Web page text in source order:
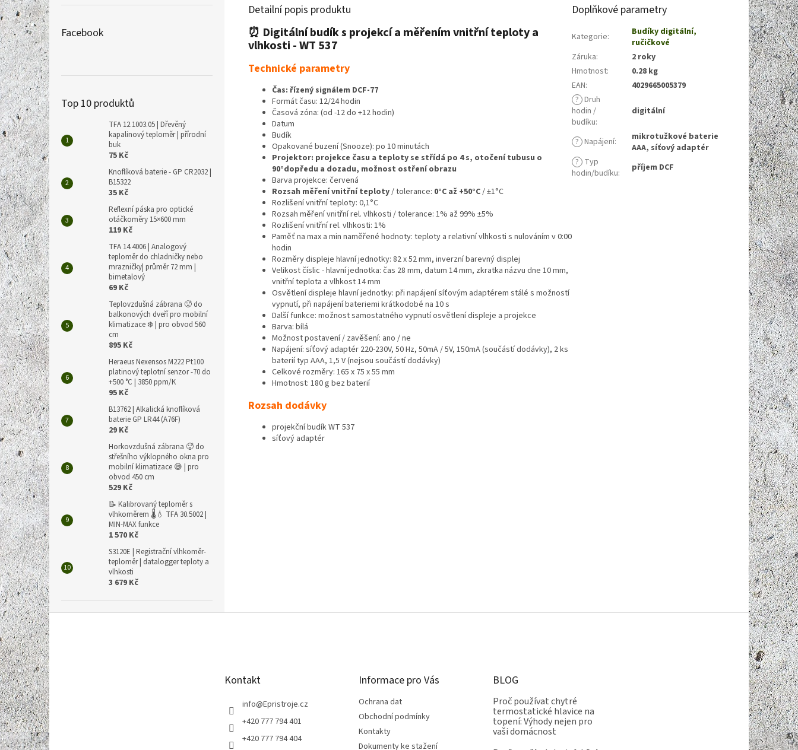
Facebook
Top 10 produktů
TFA 12.1003.05 | Dřevěný
kapalinový teploměr | přírodní
buk
75 Kč
Knoflíková baterie - GP CR2032 |
B15322
35 Kč
Reflexní páska pro optické
otáčkoměry 15×600 mm
119 Kč
TFA 14.4006 | Analogový
teploměr do chladničky nebo
mrazničky| průměr 72 mm |
bimetalový
69 Kč
Teplovzdušná zábrana 🥵 do
balkonových dveří pro mobilní
klimatizace ❄️ | pro obvod 560
cm
895 Kč
Heraeus Nexensos M222 Pt100
platinový teplotní senzor -70 do
+500 °C | 3850 ppm/K
95 Kč
B13762 | Alkalická knoflíková
baterie GP LR44 (A76F)
29 Kč
Horkovzdušná zábrana 🥵 do
střešního výklopného okna pro
mobilní klimatizace 😅 | pro
obvod 450 cm
529 Kč
📝 Kalibrovaný teploměr s
vlhkoměrem 🌡️💧 TFA 30.5002 |
MIN-MAX funkce
1 570 Kč
S3120E | Registrační vlhkoměr-
teploměr | datalogger teploty a
vlhkosti
3 679 Kč
Detailní popis produktu
⏰ Digitální budík s projekcí a měřením vnitřní teploty a
vlhkosti - WT 537
Technické parametry
Čas: řízený signálem DCF-77
Formát času: 12/24 hodin
Časová zóna: (od -12 do +12 hodin)
Datum
Budík
Opakované buzení (Snooze): po 10 minutách
Projektor: projekce času a teploty se střídá po 4 s, otočení tubusu o
90°dopředu a dozadu, možnost ostření obrazu
Barva projekce: červená
Rozsah měření vnitřní teploty/ tolerance: 0°C až +50°C/ ±1°C
Rozlišení vnitřní teploty: 0,1°C
Rozsah měření vnitřní rel. vlhkosti / tolerance: 1% až 99% ±5%
Rozlišení vnitřní rel. vlhkosti: 1%
Paměť na max a min naměřené hodnoty: teploty a relativní vlhkosti s nulováním v 0:00
hodin
Rozměry displeje hlavní jednotky: 82 x 52 mm, inverzní barevný displej
Velikost číslic - hlavní jednotka: čas 28 mm, datum 14 mm, zkratka názvu dne 10 mm,
vnitřní teplota a vlhkost 14 mm
Osvětlení displeje hlavní jednotky: při napájení síťovým adaptérem stálé s možností
vypnutí, při napájení bateriemi krátkodobé na 10 s
Další funkce: možnost samostatného vypnutí osvětlení displeje a projekce
Barva: bílá
Možnost postavení / zavěšení: ano / ne
Napájení: síťový adaptér 220-230V, 50 Hz, 50mA / 5V, 150mA (součástí dodávky), 2 ks
baterií typ AAA, 1,5 V (nejsou součástí dodávky)
Celkové rozměry: 165 x 75 x 55 mm
Hmotnost: 180 g bez baterií
Rozsah dodávky
projekční budík WT 537
síťový adaptér
Doplňkové parametry
Kategorie:
Budíky digitální,
ručičkové
Záruka:
2 roky
Hmotnost:
0.28 kg
EAN:
4029665005379
? Druh
hodin /
budíku:
digitální
? Napájení:
mikrotužkové baterie
AAA, síťový adaptér
? Typ
hodin/budíku: příjem DCF
Z
á
p
a
t
í Kontakt
info@Epristroje.cz
+420 777 794 401
+420 777 794 404
Informace pro Vás
Ochrana dat
Obchodní podmínky
Kontakty
Dokumenty ke stažení
BLOG
Proč používat chytré
termostatické hlavice na
topení: Výhody nejen pro
vaši domácnost